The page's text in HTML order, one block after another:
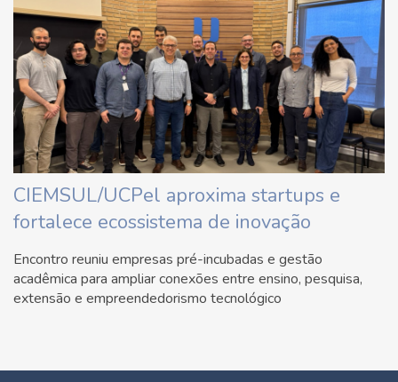
CIEMSUL/UCPel aproxima startups e
fortalece ecossistema de inovação
Encontro reuniu empresas pré-incubadas e gestão
acadêmica para ampliar conexões entre ensino, pesquisa,
extensão e empreendedorismo tecnológico